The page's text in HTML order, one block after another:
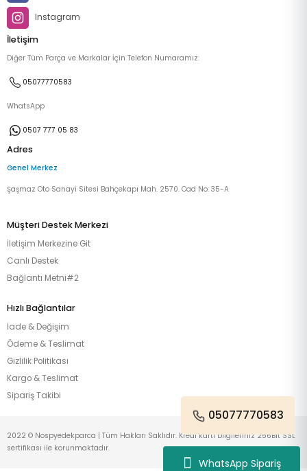
WhatsApp Sipariş
Instagram
İletişim
Diğer Tüm Parça ve Markalar İçin Telefon Numaramız:
05077770583
WhatsApp
0507 777 05 83
Adres
Genel Merkez
Şaşmaz Oto Sanayi Sitesi Bahçekapı Mah. 2570. Cad No: 35-A
Müşteri Destek Merkezi
İletişim Merkezine Git
Canlı Destek
Bağlantı Metni#2
Hızlı Bağlantılar
İade & Değişim
Ödeme & Teslimat
Gizlilik Politikası
Kargo & Teslimat
Sipariş Takibi
05077770583
2022 © Nospyedekparca | Tüm Hakları Saklıdır. Kredi kartı bilgileriniz 256Bit SSL
sertifikası ile korunmaktadır.